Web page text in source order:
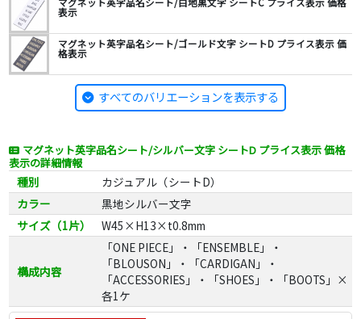
表示
マグネット英字品名シート/ゴールド文字 シートD プライス表示 価
格表示
すべてのバリエーションを表示する
マグネット英字品名シート/シルバー文字 シートD プライス表示 価格
表示の詳細情報
種別
カジュアル（シートD）
カラー
黒地シルバー文字
サイズ（1片）
W45×H13×t0.8mm
構成内容
「ONE PIECE」・「ENSEMBLE」・
「BLOUSON」・「CARDIGAN」・
「ACCESSORIES」・「SHOES」・「BOOTS」×
各1ケ